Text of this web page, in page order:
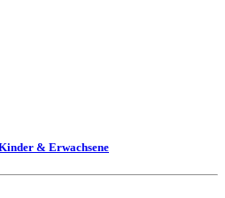
& Erwachsene